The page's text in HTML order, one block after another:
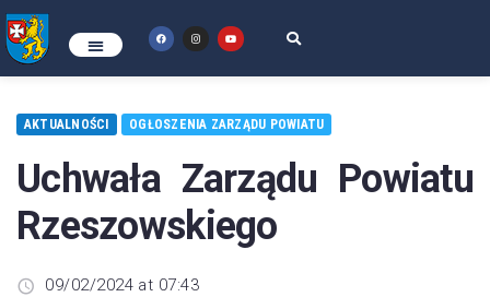
AKTUALNOŚCI OGŁOSZENIA ZARZĄDU POWIATU
Uchwała Zarządu Powiatu
Rzeszowskiego
09/02/2024 at 07:43